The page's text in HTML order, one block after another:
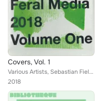
Covers, Vol. 1
Various Artists, Sebastian Field, Lucy Roleff and Pascal Babare, Reuben Ingall, Aphir, Bilby
2018